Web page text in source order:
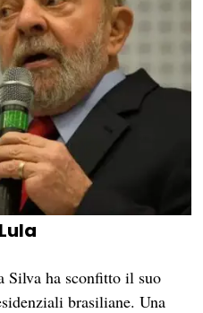
Silva ha sconfitto il suo
brasiliane. Una